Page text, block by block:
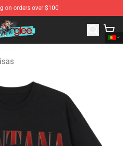
on orders over $100
Merchandise Shop